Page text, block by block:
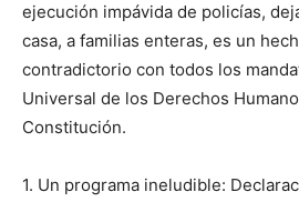
ejecución impávida de policías,
casa, a familias enteras, es un
contradictorio con todos los
Universal de los Derechos
Constitución.
1. Un programa ineludible: